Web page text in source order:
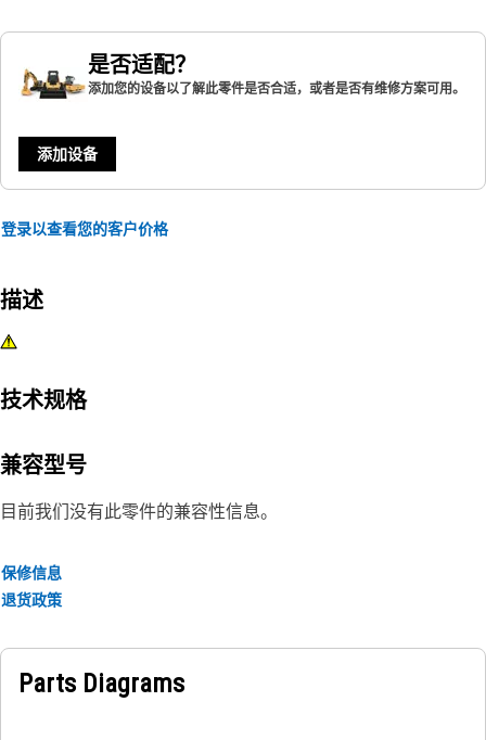
是否适配？
添加您的设备以了解此零件是否合适，或者是否有维修方案可用。
添加设备
登录以查看您的客户价格
描述
技术规格
兼容型号
目前我们没有此零件的兼容性信息。
保修信息
退货政策
Parts Diagrams